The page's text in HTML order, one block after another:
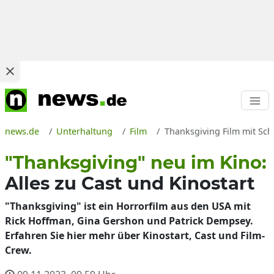
news.de Unterhaltung Film Thanksgiving Film mit
"Thanksgiving" neu im Kino:
Alles zu Cast und Kinostart
"Thanksgiving" ist ein Horrorfilm aus den USA mit
Rick Hoffman, Gina Gershon und Patrick Dempsey.
Erfahren Sie hier mehr über Kinostart, Cast und Film-
Crew.